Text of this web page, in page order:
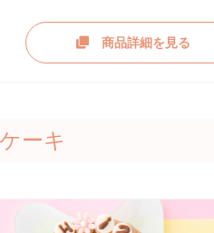
商品詳細を見る
ーキ